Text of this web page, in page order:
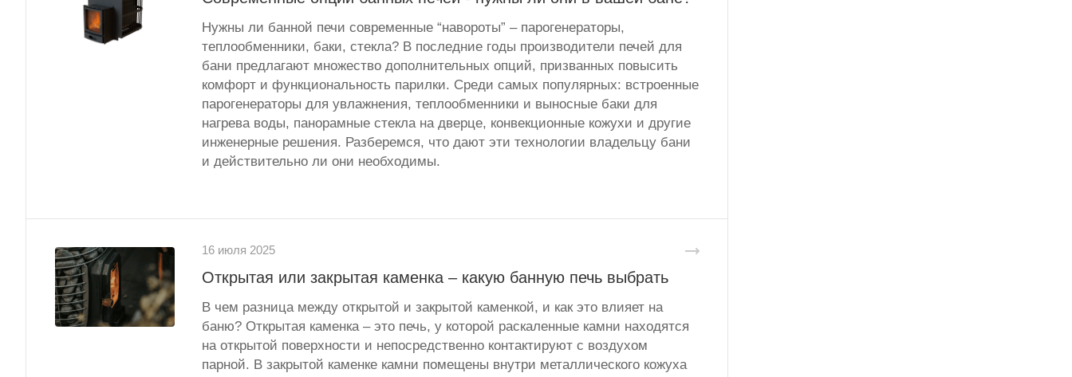
Нужны ли банной печи современные “навороты” – парогенераторы,
теплообменники, баки, стекла? В последние годы производители печей для
бани предлагают множество дополнительных опций, призванных повысить
комфорт и функциональность парилки. Среди самых популярных: встроенные
парогенераторы для увлажнения, теплообменники и выносные баки для
нагрева воды, панорамные стекла на дверце, конвекционные кожухи и другие
инженерные решения. Разберемся, что дают эти технологии владельцу бани
и действительно ли они необходимы.
16 июля 2025
Открытая или закрытая каменка – какую банную печь выбрать
В чем разница между открытой и закрытой каменкой, и как это влияет на
баню? Открытая каменка – это печь, у которой раскаленные камни находятся
на открытой поверхности и непосредственно контактируют с воздухом
парной. В закрытой каменке камни помещены внутри металлического кожуха